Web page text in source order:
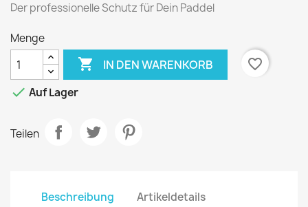
Der professionelle Schutz für Dein Paddel
Menge
 IN DEN WARENKORB
favorite_border
 Auf Lager
Teilen
Beschreibung Artikeldetails